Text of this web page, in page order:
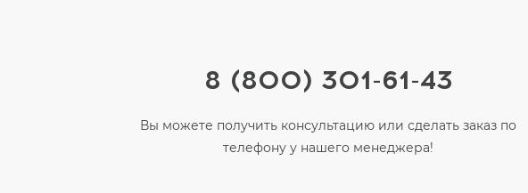
8 (800) 301-61-43
Вы можете получить консультацию или сделать заказ по
телефону у нашего менеджера!